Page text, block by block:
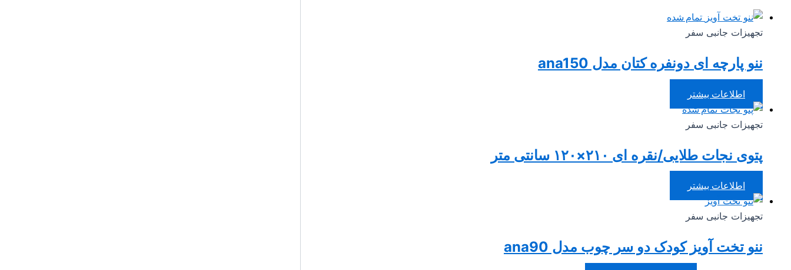
تمام شده
تجهیزات جانبی سفر
ننو پارچه ای دونفره کتان مدل ana150
اطلاعات بیشتر
تمام شده
تجهیزات جانبی سفر
پتوی نجات طلایی/نقره ای ۲۱۰×۱۲۰ سانتی متر
اطلاعات بیشتر
تجهیزات جانبی سفر
ننو تخت آویز کودک دو سر چوب مدل ana90